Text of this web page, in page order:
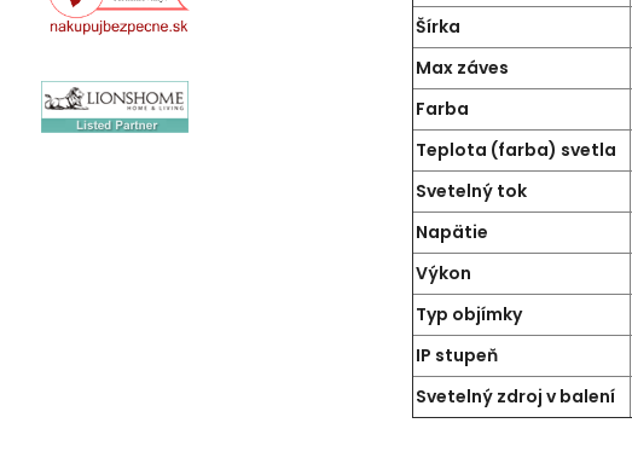
Šírka
Max záves
Farba
Teplota (farba) svetla
Svetelný tok
Napätie
Výkon
Typ objímky
IP stupeň
Svetelný zdroj v balení